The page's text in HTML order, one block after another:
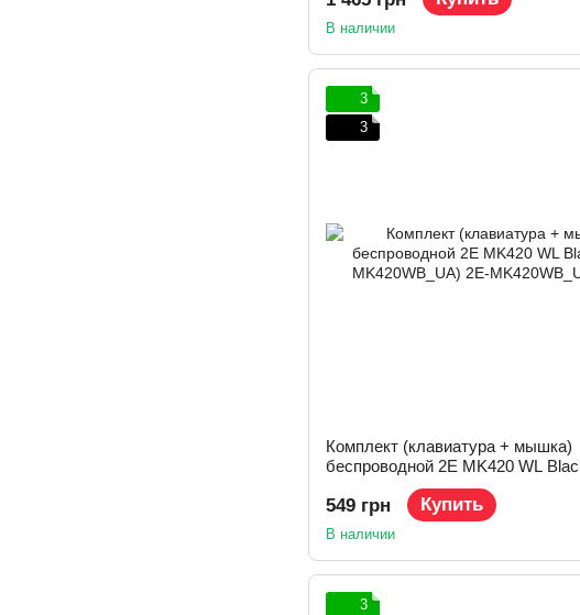
В наличии
3
3
Комплект (клавиатура + мышка)
беспроводной 2E MK420 WL
MK420WB_UA)
549 грн Купить
В наличии
3